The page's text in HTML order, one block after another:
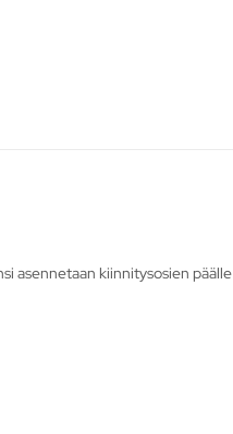
asennetaan kiinnitysosien päälle